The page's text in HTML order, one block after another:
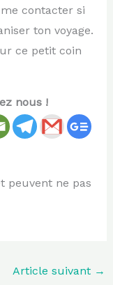
contacter si
ton voyage.
ce petit coin
nous !
peuvent ne pas
Article suivant →